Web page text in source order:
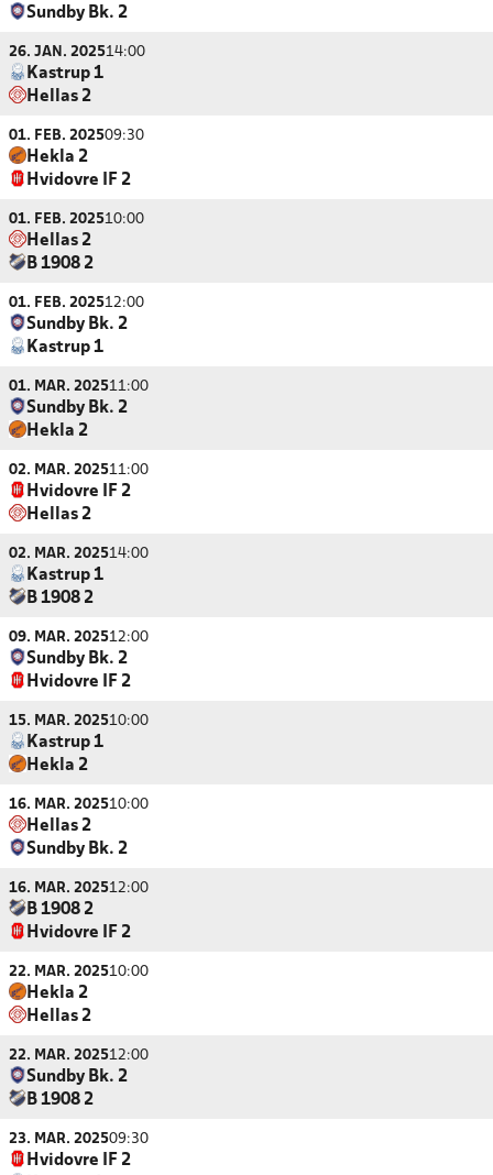
Sundby Bk. 2
26. JAN. 202514:00
Kastrup 1
Hellas 2
01. FEB. 202509:30
Hekla 2
Hvidovre IF 2
01. FEB. 202510:00
Hellas 2
B 1908 2
01. FEB. 202512:00
Sundby Bk. 2
Kastrup 1
01. MAR. 202511:00
Sundby Bk. 2
Hekla 2
02. MAR. 202511:00
Hvidovre IF 2
Hellas 2
02. MAR. 202514:00
Kastrup 1
B 1908 2
09. MAR. 202512:00
Sundby Bk. 2
Hvidovre IF 2
15. MAR. 202510:00
Kastrup 1
Hekla 2
16. MAR. 202510:00
Hellas 2
Sundby Bk. 2
16. MAR. 202512:00
B 1908 2
Hvidovre IF 2
22. MAR. 202510:00
Hekla 2
Hellas 2
22. MAR. 202512:00
Sundby Bk. 2
B 1908 2
23. MAR. 202509:30
Hvidovre IF 2